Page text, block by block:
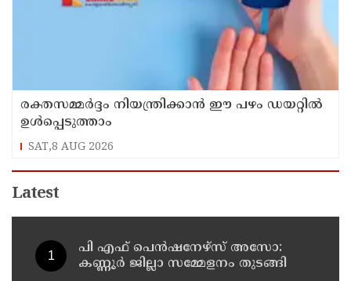
രക്തസമ്മർദ്ദം നിയന്ത്രിക്കാൻ ഈ പഴം ഡയറ്റിൽ
ഉൾപ്പെടുത്താം
SAT,8 AUG 2026
Latest
പി എഫ് പെൻഷനേഴ്സ് അസോ:
കണ്ണൂർ ജില്ലാ സമ്മേളനം തുടങ്ങി